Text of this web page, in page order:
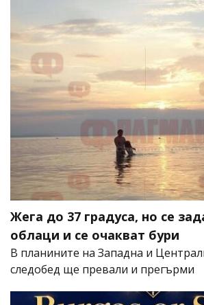
Жега до 37 градуса, но се
облаци и се очакват бури
В планините на Западна и
следобед ще превали и прегърми